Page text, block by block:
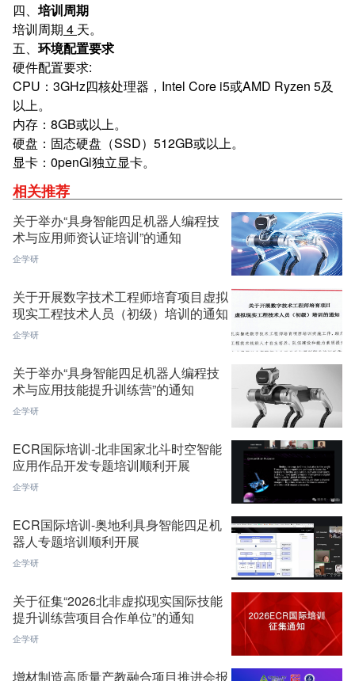
四、 培训周期
培训周期 4 天。
五、 环境配置要求
硬件配置要求:
CPU：3GHz四核处理器，Intel Core i5或AMD Ryzen 5及
以上。
内存：8GB或以上。
硬盘：固态硬盘（SSD）512GB或以上。
显卡：0penGl独立显卡。
相关推荐
关于举办“具身智能四足机器人编程技
术与应用师资认证培训”的通知
企学研
关于开展数字技术工程师培育项目虚拟
现实工程技术人员（初级）培训的通知
企学研
关于举办“具身智能四足机器人编程技
术与应用技能提升训练营”的通知
企学研
ECR国际培训-北非国家北斗时空智能
应用作品开发专题培训顺利开展
企学研
ECR国际培训-奥地利具身智能四足机
器人专题培训顺利开展
企学研
关于征集“2026北非虚拟现实国际技能
提升训练营项目合作单位”的通知
企学研
增材制造高质量产教融合项目推进会报